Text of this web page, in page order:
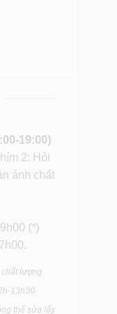
19:00)
2: Hỏi
ánh chất
(*)
lượng
13h30
thể sửa lấy